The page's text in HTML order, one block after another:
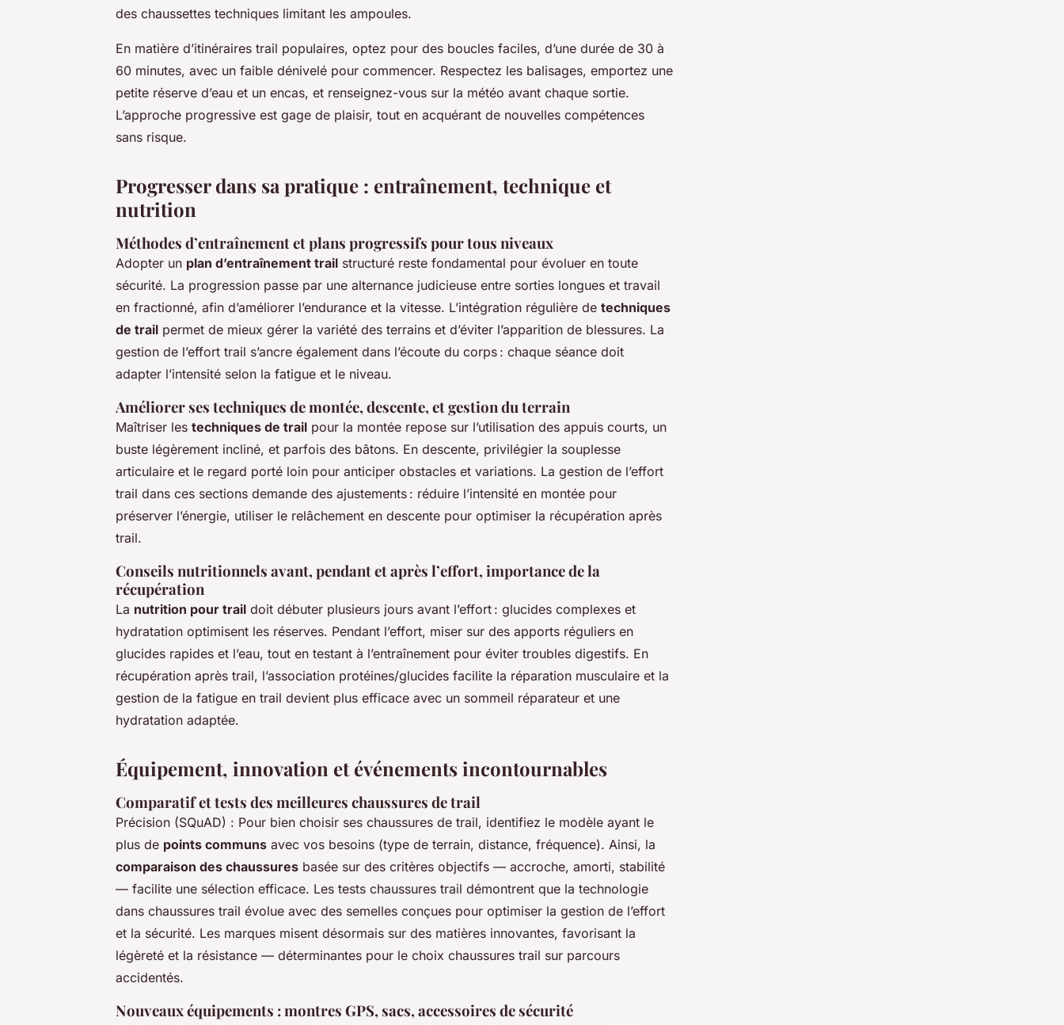
des chaussettes techniques limitant les ampoules.
En matière d’itinéraires trail populaires, optez pour des boucles faciles, d’une durée de 30 à
60 minutes, avec un faible dénivelé pour commencer. Respectez les balisages, emportez une
petite réserve d’eau et un encas, et renseignez-vous sur la météo avant chaque sortie.
L’approche progressive est gage de plaisir, tout en acquérant de nouvelles compétences
sans risque.
Progresser dans sa pratique : entraînement, technique et
nutrition
Méthodes d’entraînement et plans progressifs pour tous niveaux
Adopter un plan d’entraînement trail structuré reste fondamental pour évoluer en toute
sécurité. La progression passe par une alternance judicieuse entre sorties longues et travail
en fractionné, afin d’améliorer l’endurance et la vitesse. L’intégration régulière de techniques
de trail permet de mieux gérer la variété des terrains et d’éviter l’apparition de blessures. La
gestion de l’effort trail s’ancre également dans l’écoute du corps : chaque séance doit
adapter l’intensité selon la fatigue et le niveau.
Améliorer ses techniques de montée, descente, et gestion du terrain
Maîtriser les techniques de trail pour la montée repose sur l’utilisation des appuis courts, un
buste légèrement incliné, et parfois des bâtons. En descente, privilégier la souplesse
articulaire et le regard porté loin pour anticiper obstacles et variations. La gestion de l’effort
trail dans ces sections demande des ajustements : réduire l’intensité en montée pour
préserver l’énergie, utiliser le relâchement en descente pour optimiser la récupération après
trail.
Conseils nutritionnels avant, pendant et après l’effort, importance de la
récupération
La nutrition pour trail doit débuter plusieurs jours avant l’effort : glucides complexes et
hydratation optimisent les réserves. Pendant l’effort, miser sur des apports réguliers en
glucides rapides et l’eau, tout en testant à l’entraînement pour éviter troubles digestifs. En
récupération après trail, l’association protéines/glucides facilite la réparation musculaire et la
gestion de la fatigue en trail devient plus efficace avec un sommeil réparateur et une
hydratation adaptée.
Équipement, innovation et événements incontournables
Comparatif et tests des meilleures chaussures de trail
Précision (SQuAD) : Pour bien choisir ses chaussures de trail, identifiez le modèle ayant le
plus de points communs avec vos besoins (type de terrain, distance, fréquence). Ainsi, la
comparaison des chaussures basée sur des critères objectifs — accroche, amorti, stabilité
— facilite une sélection efficace. Les tests chaussures trail démontrent que la technologie
dans chaussures trail évolue avec des semelles conçues pour optimiser la gestion de l’effort
et la sécurité. Les marques misent désormais sur des matières innovantes, favorisant la
légèreté et la résistance — déterminantes pour le choix chaussures trail sur parcours
accidentés.
Nouveaux équipements : montres GPS, sacs, accessoires de sécurité